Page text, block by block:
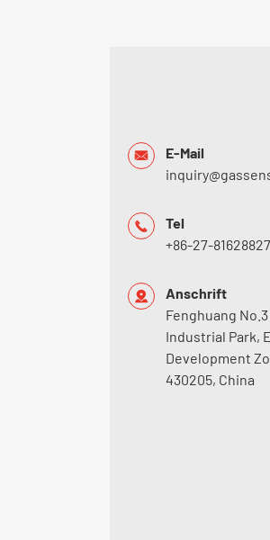

E-Mail

Tel
+86-27-81628827

Anschrift
Fenghuang
Industrial Park,
Development
430205, China